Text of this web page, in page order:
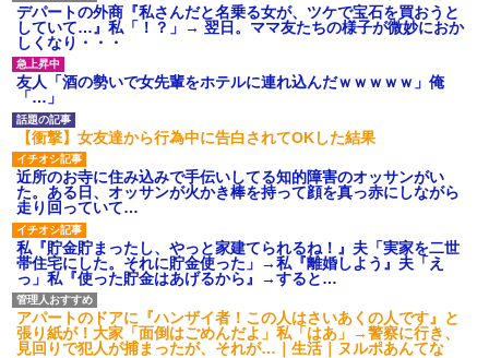
後続車にクラクションを鳴ら
され彼氏が逆切れ。「何クラク
ション鳴らしてんだ！降りてこ
いよ！」と怒鳴りだし...
【衝撃】報酬100万円超の治験
募集がこちらｗｗｗｗｗ(※画像
あり)
【ネット騒然】惨殺されたタ
ワマン頂き女子のこの動画、す
げえええええｗｗｗｗｗｗｗｗ
ｗｗｗ
【愕然】白のクラウン俺氏、
高速道路左車線を制限速度で走
った結果wwwwwwwwwwww
百年の恋12-899 食べた量を
張り合ってくる
【悲報】佐藤輝明・・・２軍
でも盛大にやらかす←あまり悲
しませないでくれ
デパートの外商『私さんだと名乗る女が、ツケで宝石を買おうと
していて…』私「！？」→ 翌日。ママ友たちの様子が微妙におか
しくなり・・・
友人「酒の勢いで女先輩をホテルに連れ込んだｗｗｗｗｗ」俺
「…」
【衝撃】女友達から行為中に告白されてOKした結果
近所のお寺に住み込みで手伝いしてる知的障害のオッサンがい
た。ある日、オッサンが火かき棒を持って顔を真っ赤にしながら
走り回っていて…
私『貯金貯まったし、やっと家建てられるね！』夫「実家を二世
帯住宅にした。それに貯金使った」→私『離婚しよう』夫「え
っ」私『使った貯金はあげるから』→すると…
アパートのドアに『ハンザイ者！この人はさいあくの人です』と
張り紙が！大家「面倒はごめんだよ」私「はあ」→警察に行き、
見回りで犯人が捕まったが、それが…｜生活｜ヌルポあんてな